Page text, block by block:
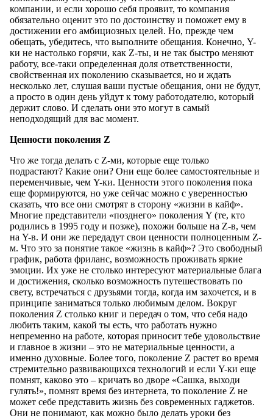
компании, и если хорошо себя проявит, то компания
обязательно оценит это по достоинству и поможет ему в
достижении его амбициозных целей. Но, прежде чем
обещать, убедитесь, что выполните обещания. Конечно, Y-
ки не настолько горячи, как Z-ты, и не так быстро меняют
работу, все-таки определенная доля ответственности,
свойственная их поколению сказывается, но и ждать
несколько лет, слушая ваши пустые обещания, они не будут,
а просто в один день уйдут к тому работодателю, который
держит слово. И сделать они это могут в самый
неподходящий для вас момент.
Ценности поколения Z
Что же тогда делать с Z-ми, которые еще только
подрастают? Какие они? Они еще более самостоятельные и
переменчивые, чем Y-ки. Ценности этого поколения пока
еще формируются, но уже сейчас можно с уверенностью
сказать, что все они смотрят в сторону «жизни в кайф».
Многие представители «позднего» поколения Y (те, кто
родились в 1995 году и позже), похожи больше на Z-в, чем
на Y-в. И они же передадут свои ценности полноценным Z-
м. Что это за понятие такое «жизнь в кайф»? Это свободный
график, работа фриланс, возможность проживать яркие
эмоции. Их уже не столько интересуют материальные блага
и достижения, сколько возможность путешествовать по
свету, встречаться с друзьями тогда, когда им захочется, и в
принципе заниматься только любимым делом. Вокруг
поколения Z столько книг и передач о том, что себя надо
любить таким, какой ты есть, что работать нужно
непременно на работе, которая приносит тебе удовольствие
и главное в жизни – это не материальные ценности, а
именно духовные. Более того, поколение Z растет во время
стремительно развивающихся технологий и если Y-ки еще
помнят, каково это – кричать во дворе «Сашка, выходи
гулять!», помнят время без интернета, то поколение Z не
может себе представить жизнь без современных гаджетов.
Они не понимают, как можно было делать уроки без